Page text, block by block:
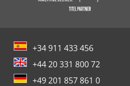
+34 911 433 456
+44 20 331 800 72
+49 201 857 861 0